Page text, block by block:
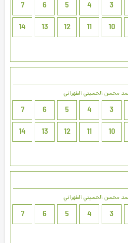
3
4
5
6
7
10
11
12
13
14
محسن الحسيني الطهراني
3
4
5
6
7
10
11
12
13
14
محسن الحسيني الطهراني
3
4
5
6
7